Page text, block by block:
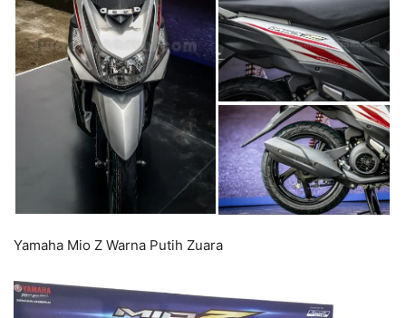
Yamaha Mio Z Warna Putih Zuara